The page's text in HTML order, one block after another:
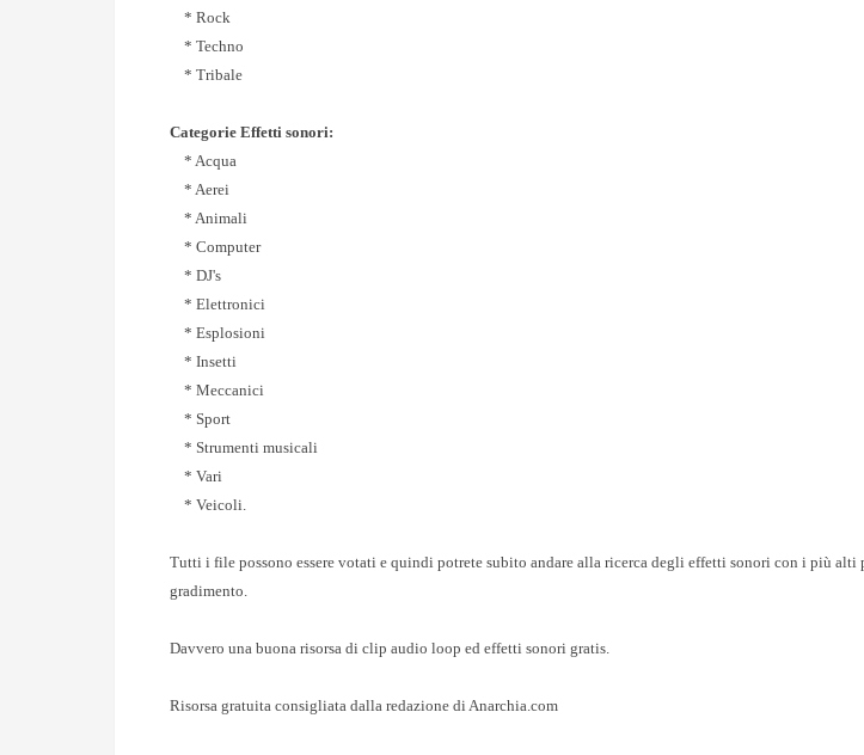
* Rock
* Techno
* Tribale
Categorie Effetti sonori:
* Acqua
* Aerei
* Animali
* Computer
* DJ's
* Elettronici
* Esplosioni
* Insetti
* Meccanici
* Sport
* Strumenti musicali
* Vari
* Veicoli.
Tutti i file possono essere votati e quindi potrete subito andare alla ricerca degli effetti sonori con i più alti
gradimento.
Davvero una buona risorsa di clip audio loop ed effetti sonori gratis.
Risorsa gratuita consigliata dalla redazione di Anarchia.com